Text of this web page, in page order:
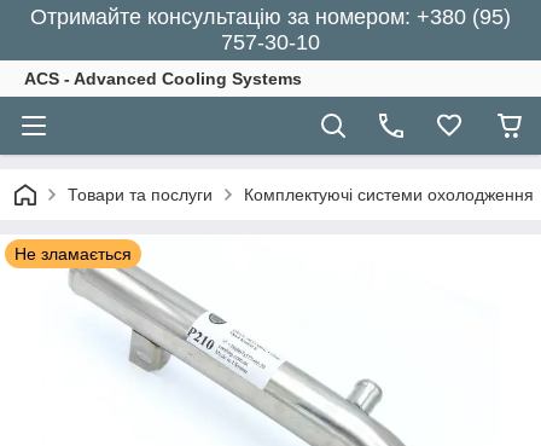
Отримайте консультацію за номером: +380 (95)
757-30-10
ACS - Advanced Cooling Systems
Товари та послуги Комплектуючі системи охолодження
Не зламається